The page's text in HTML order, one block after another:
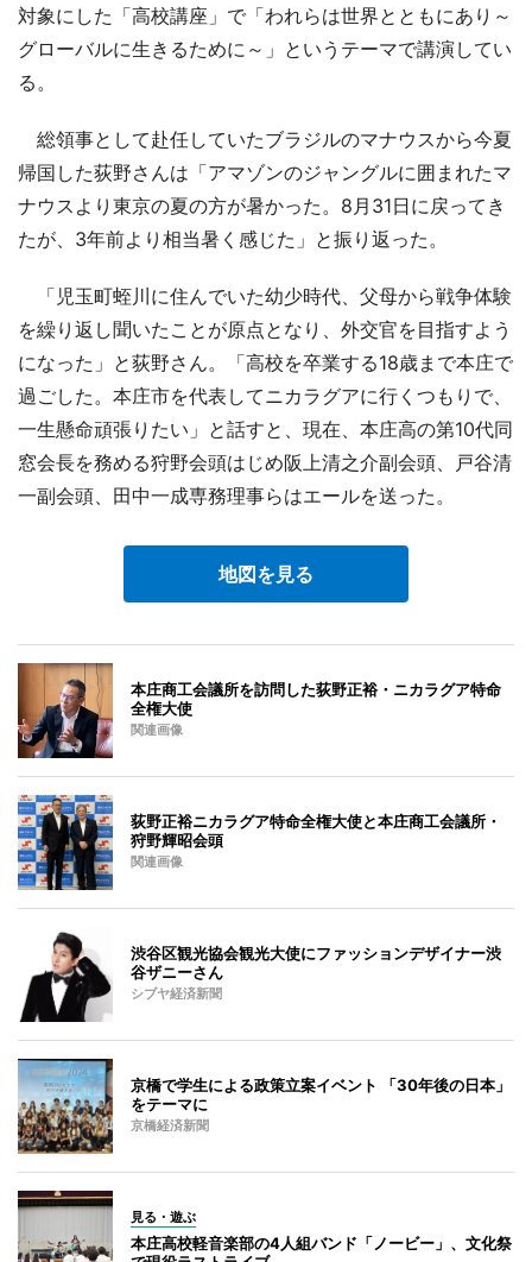
対象にした「高校講座」で「われらは世界とともにあり～
グローバルに生きるために～」というテーマで講演してい
る。
総領事として赴任していたブラジルのマナウスから今夏
帰国した荻野さんは「アマゾンのジャングルに囲まれたマ
ナウスより東京の夏の方が暑かった。8月31日に戻ってき
たが、3年前より相当暑く感じた」と振り返った。
「児玉町蛭川に住んでいた幼少時代、父母から戦争体験
を繰り返し聞いたことが原点となり、外交官を目指すよう
になった」と荻野さん。「高校を卒業する18歳まで本庄で
過ごした。本庄市を代表してニカラグアに行くつもりで、
一生懸命頑張りたい」と話すと、現在、本庄高の第10代同
窓会長を務める狩野会頭はじめ阪上清之介副会頭、戸谷清
一副会頭、田中一成専務理事らはエールを送った。
地図を見る
本庄商工会議所を訪問した荻野正裕・ニカラグア特命
全権大使
関連画像
荻野正裕ニカラグア特命全権大使と本庄商工会議所・
狩野輝昭会頭
関連画像
渋谷区観光協会観光大使にファッションデザイナー渋
谷ザニーさん
シブヤ経済新聞
京橋で学生による政策立案イベント 「30年後の日本」
をテーマに
京橋経済新聞
見る・遊ぶ
本庄高校軽音楽部の4人組バンド「ノービー」、文化祭